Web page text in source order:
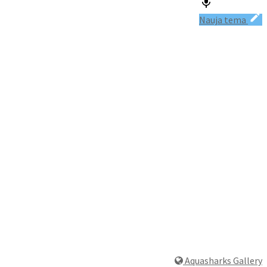
Nauja tema
Aquasharks Gallery